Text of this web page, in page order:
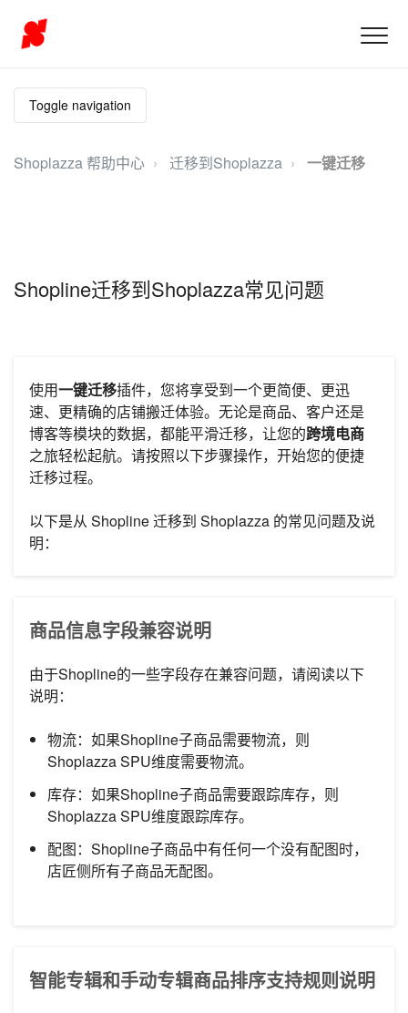
Toggle navigation
Shoplazza 帮助中心 迁移到Shoplazza 一键迁移
Shopline迁移到Shoplazza常见问题
使用一键迁移插件，您将享受到一个更简便、更迅
速、更精确的店铺搬迁体验。无论是商品、客户还是
博客等模块的数据，都能平滑迁移，让您的跨境电商
之旅轻松起航。请按照以下步骤操作，开始您的便捷
迁移过程。
以下是从 Shopline 迁移到 Shoplazza 的常见问题及说
明：
商品信息字段兼容说明
由于Shopline的一些字段存在兼容问题，请阅读以下
说明：
物流：如果Shopline子商品需要物流，则
Shoplazza SPU维度需要物流。
库存：如果Shopline子商品需要跟踪库存，则
Shoplazza SPU维度跟踪库存。
配图：Shopline子商品中有任何一个没有配图时，
店匠侧所有子商品无配图。
智能专辑和手动专辑商品排序支持规则说明